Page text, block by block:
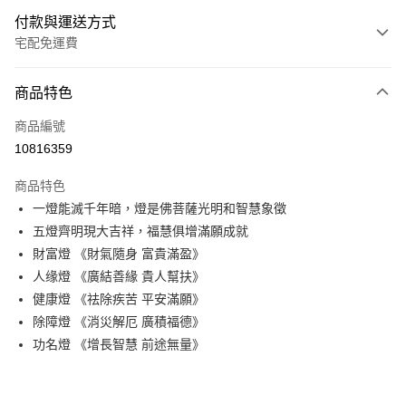
付款與運送方式
宅配免運費
信用卡一次付款
Apple Pay
大哥付你分期
相關說明
【大哥付你分期使用說明】
1.本服務由台灣大哥大提供，台灣大哥大用戶可立即使用無須另外申請。
2.付款方式選擇「大哥付你分期」，訂單成立後會自動跳轉到大哥付的交易
流程，驗證手機門號後，選擇欲分期的期數、繳款截止日，確認付款後即完
3.實際核准額度、可分期數及費用金額請依後續交易確認頁面所載為準。
4.訂單成立30分鐘內，如未前往確認交易或遇審核未通過，訂單將自動取
運送方式
海外無結緣品法會免運 (不寄送出貨明細)
免運費
商品特色
商品編號
10816359
商品特色
一燈能滅千年暗，燈是佛菩薩光明和智慧象徵
五燈齊明現大吉祥，福慧俱增滿願成就
財富燈 《財氣隨身 富貴滿盈》
人缘燈 《廣結善緣 貴人幫扶》
健康燈 《祛除疾苦 平安滿願》
除障燈 《消災解厄 廣積福德》
功名燈 《增長智慧 前途無量》